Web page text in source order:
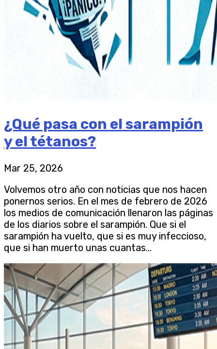
¿Qué pasa con el sarampión
y el tétanos?
Mar 25, 2026
Volvemos otro año con noticias que nos hacen
ponernos serios. En el mes de febrero de 2026
los medios de comunicación llenaron las páginas
de los diarios sobre el sarampión. Que si el
sarampión ha vuelto, que si es muy infeccioso,
que si han muerto unas cuantas...